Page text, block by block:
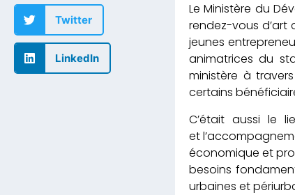
Twitter
LinkedIn
Le Ministère du
rendez-vous d’art
jeunes
animatrices du
ministère à
certains
C’était aussi le
et
économique et
besoins
urbaines et